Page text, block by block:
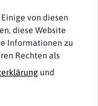
von diesen
diese Website
Informationen zu
Rechten als
und